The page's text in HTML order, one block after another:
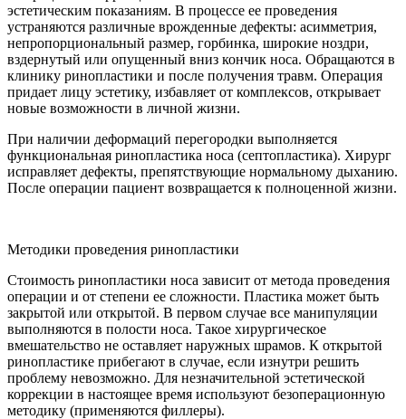
эстетическим показаниям. В процессе ее проведения
устраняются различные врожденные дефекты: асимметрия,
непропорциональный размер, горбинка, широкие ноздри,
вздернутый или опущенный вниз кончик носа. Обращаются в
клинику ринопластики и после получения травм. Операция
придает лицу эстетику, избавляет от комплексов, открывает
новые возможности в личной жизни.
При наличии деформаций перегородки выполняется
функциональная ринопластика носа (септопластика). Хирург
исправляет дефекты, препятствующие нормальному дыханию.
После операции пациент возвращается к полноценной жизни.
Методики проведения ринопластики
Стоимость ринопластики носа зависит от метода проведения
операции и от степени ее сложности. Пластика может быть
закрытой или открытой. В первом случае все манипуляции
выполняются в полости носа. Такое хирургическое
вмешательство не оставляет наружных шрамов. К открытой
ринопластике прибегают в случае, если изнутри решить
проблему невозможно. Для незначительной эстетической
коррекции в настоящее время используют безоперационную
методику (применяются филлеры).